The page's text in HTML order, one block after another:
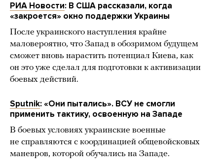
РИА Новости: В США рассказали, когда
«закроется» окно поддержки Украины
После украинского наступления крайне
маловероятно, что Запад в обозримом будущем
сможет вновь нарастить потенциал Киева, как
он это уже сделал для подготовки к активизации
боевых действий.
Sputnik: «Они пытались». ВСУ не смогли
применить тактику, освоенную на Западе
В боевых условиях украинские военные
не справляются с координацией общевойсковых
маневров, которой обучались на Западе.